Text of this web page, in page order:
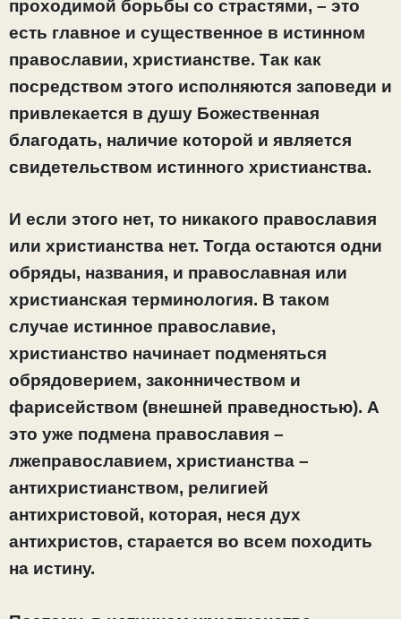
проходимой борьбы со страстями, – это
есть главное и существенное в истинном
православии, христианстве. Так как
посредством этого исполняются заповеди и
привлекается в душу Божественная
благодать, наличие которой и является
свидетельством истинного христианства.
И если этого нет, то никакого православия
или христианства нет. Тогда остаются одни
обряды, названия, и православная или
христианская терминология. В таком
случае истинное православие,
христианство начинает подменяться
обрядоверием, законничеством и
фарисейством (внешней праведностью). А
это уже подмена православия –
лжеправославием, христианства –
антихристианством, религией
антихристовой, которая, неся дух
антихристов, старается во всем походить
на истину.